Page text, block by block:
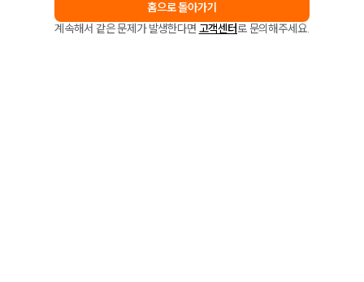
홈으로 돌아가기
계속해서 같은 문제가 발생한다면 고객센터로 문의해주세요.